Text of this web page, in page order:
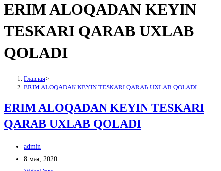
сайту
сайте
ERIM ALOQADAN KEYIN
TESKARI QARAB UXLAB
QOLADI
Главная>
ERIM ALOQADAN KEYIN TESKARI QARAB UXLAB QOLADI
ERIM ALOQADAN KEYIN TESKARI
QARAB UXLAB QOLADI
Автор
записи:
admin
Запись
8 мая, 2020